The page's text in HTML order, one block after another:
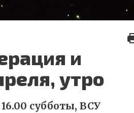
и
утро
субботы, ВСУ